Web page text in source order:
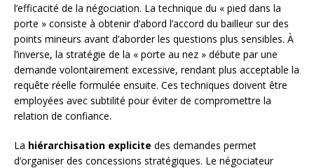
l’efficacité de la négociation. La technique du « pied dans la
porte » consiste à obtenir d’abord l’accord du bailleur sur des
points mineurs avant d’aborder les questions plus sensibles. À
l’inverse, la stratégie de la « porte au nez » débute par une
demande volontairement excessive, rendant plus acceptable la
requête réelle formulée ensuite. Ces techniques doivent être
employées avec subtilité pour éviter de compromettre la
relation de confiance.
La hiérarchisation explicite des demandes permet
d’organiser des concessions stratégiques. Le négociateur